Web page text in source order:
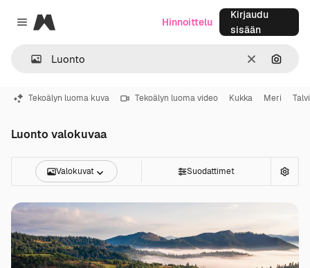
Close menu
Magnific
SelkeäHae
Hinnoittelu
Kirjaudu
sisään
Tekoälyn luoma kuva Tekoälyn luoma video Kukka Meri Talvi
Luonto valokuvaa
Valokuvat Suodattimet